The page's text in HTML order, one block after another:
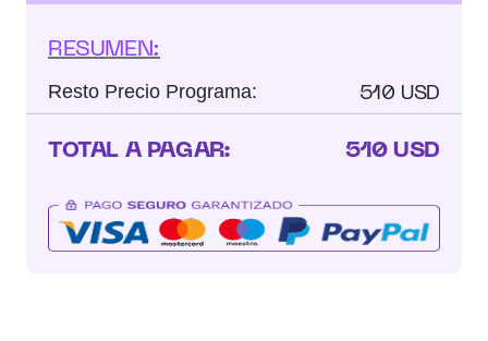
RESUMEN:
Resto Precio Programa: 510 USD
TOTAL A PAGAR: 510 USD